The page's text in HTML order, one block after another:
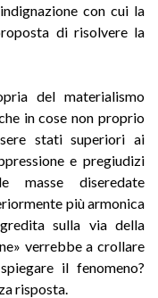
con cui la
di risolvere la
del materialismo
in cose non proprio
stati superiori ai
e pregiudizi
masse diseredate
più armonica
sulla via della
verrebbe a crollare
il fenomeno?
risposta.